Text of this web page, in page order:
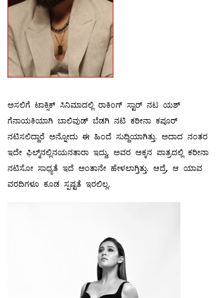
ಅಸಲಿಗೆ ಟಾಕ್ಸಿಕ್ ಸಿನಿಮಾದಲ್ಲಿ ರಾಕಿಂಗ್ ಸ್ಟಾರ್ ನಟ ಯಶ್​
ಗೆನಾಯಕಿಯಾಗಿ ಬಾಲಿವುಡ್​ ಬೆಡಗಿ ನಟಿ ಕರೀನಾ ಕಪೂರ್
ನಟಿಸಲಿದ್ದಾರೆ ಅನ್ನೋದು ಈ ಹಿಂದೆ ಸುದ್ದಿಯಾಗಿತ್ತು. ಅದಾದ ನಂತರ
ಇದೇ ಫಿಲ್ಮ್​ನಲ್ಲಿನಯನತಾರಾ ಇದ್ದು, ಅವರ ಅಕ್ಕನ ಪಾತ್ರದಲ್ಲಿ ಕರೀನಾ
ನಟಿಸೋ ಸಾಧ್ಯತೆ ಇದೆ ಅಂತಾನೇ ಹೇಳಲಾಗ್ತಿತ್ತು. ಆದ್ರೆ, ಆ ಯಾವ
ವರದಿಗಳೂ ಕೂಡ ಸ್ಪಷ್ಟತೆ ಇರಲಿಲ್ಲ.